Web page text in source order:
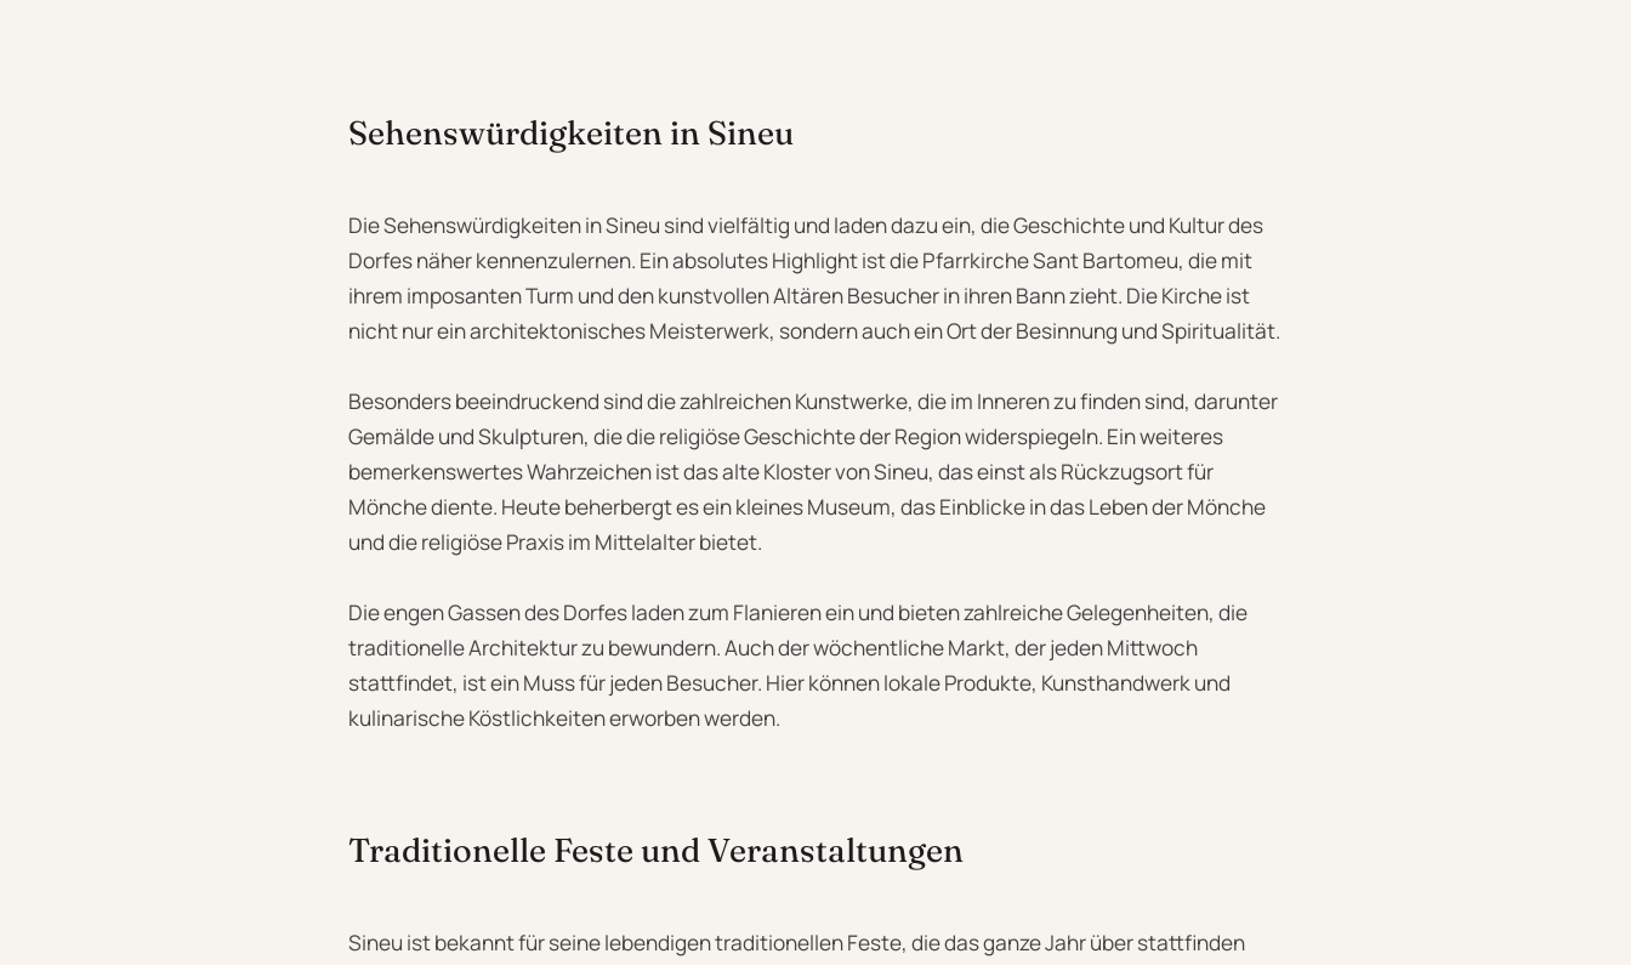
Sehenswürdigkeiten in Sineu
Die Sehenswürdigkeiten in Sineu sind vielfältig und laden dazu ein, die Geschichte und Kultur des
Dorfes näher kennenzulernen. Ein absolutes Highlight ist die Pfarrkirche Sant Bartomeu, die mit
ihrem imposanten Turm und den kunstvollen Altären Besucher in ihren Bann zieht. Die Kirche ist
nicht nur ein architektonisches Meisterwerk, sondern auch ein Ort der Besinnung und Spiritualität.
Besonders beeindruckend sind die zahlreichen Kunstwerke, die im Inneren zu finden sind, darunter
Gemälde und Skulpturen, die die religiöse Geschichte der Region widerspiegeln. Ein weiteres
bemerkenswertes Wahrzeichen ist das alte Kloster von Sineu, das einst als Rückzugsort für
Mönche diente. Heute beherbergt es ein kleines Museum, das Einblicke in das Leben der Mönche
und die religiöse Praxis im Mittelalter bietet.
Die engen Gassen des Dorfes laden zum Flanieren ein und bieten zahlreiche Gelegenheiten, die
traditionelle Architektur zu bewundern. Auch der wöchentliche Markt, der jeden Mittwoch
stattfindet, ist ein Muss für jeden Besucher. Hier können lokale Produkte, Kunsthandwerk und
kulinarische Köstlichkeiten erworben werden.
Traditionelle Feste und Veranstaltungen
Sineu ist bekannt für seine lebendigen traditionellen Feste, die das ganze Jahr über stattfinden